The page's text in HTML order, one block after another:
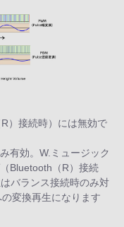
）接続時）には無効で
有効。W.ミュージック
Bluetooth（R）接続
バランス接続時のみ対
変換再生になります